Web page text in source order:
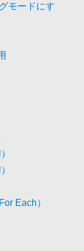
モードにす
Each）